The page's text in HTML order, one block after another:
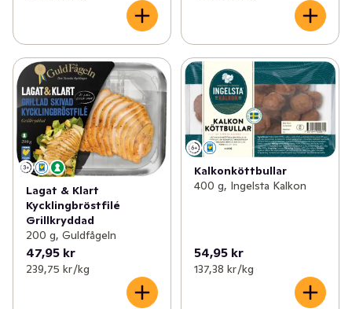
Lagat & Klart
Kycklingbröstfilé
Grillkryddad
200 g, Guldfågeln
47,95 kr
239,75 kr /kg
Kalkonköttbullar
400 g, Ingelsta Kalkon
54,95 kr
137,38 kr /kg